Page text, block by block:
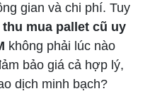
gian và chi phí. Tuy
mua pallet cũ uy
không phải lúc nào
bảo giá cả hợp lý,
dịch minh bạch?